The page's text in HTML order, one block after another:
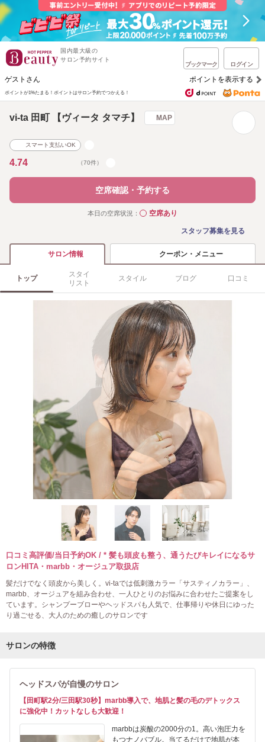
国内最大級の
サロン予約サイト
ブックマーク ログイン
ゲストさん ポイントを表示する
ポイントが1%たまる！ ポイントはサロン予約でつかえる！
vi-ta 田町 【ヴィータ タマチ】 MAP
スマート支払いOK
4.74 （70件）
空席確認・予約する
本日の空席状況： ◯空席あり
スタッフ募集を見る
サロン情報 クーポン・メニュー
トップ
スタイ
リスト
スタイル ブログ 口コミ
口コミ高評価/当日予約OK / * 髪も頭皮も整う、通うたびキレイになるサ
ロンHITA・marbb・オージュア取扱店
髪だけでなく頭皮から美しく。vi-taでは低刺激カラー「サスティノカラー」、
marbb、オージュアを組み合わせ、一人ひとりのお悩みに合わせたご提案をし
ています。シャンプーブローやヘッドスパも人気で、仕事帰りや休日にゆった
り過ごせる、大人のための癒しのサロンです
サロンの特徴
ヘッドスパが自慢のサロン
【田町駅2分/三田駅30秒】marbb導入で、地肌と髪の毛のデトックス
に強化中！カットなしも大歓迎！
marbbは炭酸の2000分の1。高い泡圧力を
もつナノバブル。当てるだけで地肌が本